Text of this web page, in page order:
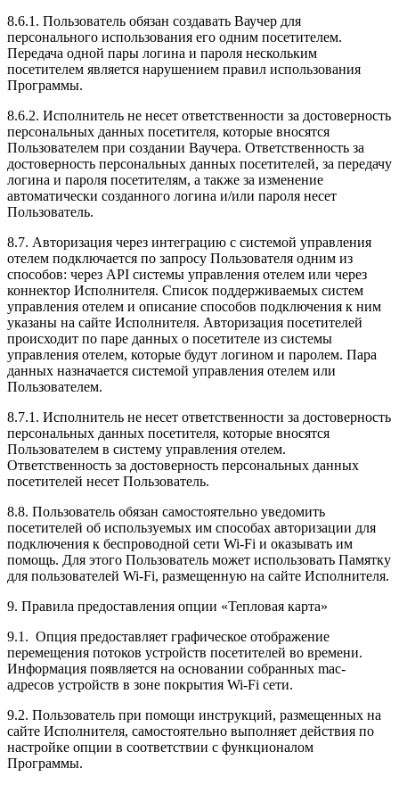
8.6.1. Пользователь обязан создавать Ваучер для
персонального использования его одним посетителем.
Передача одной пары логина и пароля нескольким
посетителем является нарушением правил использования
Программы.
8.6.2. Исполнитель не несет ответственности за достоверность
персональных данных посетителя, которые вносятся
Пользователем при создании Ваучера. Ответственность за
достоверность персональных данных посетителей, за передачу
логина и пароля посетителям, а также за изменение
автоматически созданного логина и/или пароля несет
Пользователь.
8.7. Авторизация через интеграцию с системой управления
отелем подключается по запросу Пользователя одним из
способов: через API системы управления отелем или через
коннектор Исполнителя. Список поддерживаемых систем
управления отелем и описание способов подключения к ним
указаны на сайте Исполнителя. Авторизация посетителей
происходит по паре данных о посетителе из системы
управления отелем, которые будут логином и паролем. Пара
данных назначается системой управления отелем или
Пользователем.
8.7.1. Исполнитель не несет ответственности за достоверность
персональных данных посетителя, которые вносятся
Пользователем в систему управления отелем.
Ответственность за достоверность персональных данных
посетителей несет Пользователь.
8.8. Пользователь обязан самостоятельно уведомить
посетителей об используемых им способах авторизации для
подключения к беспроводной сети Wi-Fi и оказывать им
помощь. Для этого Пользователь может использовать Памятку
для пользователей Wi-Fi, размещенную на сайте Исполнителя.
9. Правила предоставления опции «Тепловая карта»
9.1. Опция предоставляет графическое отображение
перемещения потоков устройств посетителей во времени.
Информация появляется на основании собранных mac-
адресов устройств в зоне покрытия Wi-Fi сети.
9.2. Пользователь при помощи инструкций, размещенных на
сайте Исполнителя, самостоятельно выполняет действия по
настройке опции в соответствии с функционалом
Программы.